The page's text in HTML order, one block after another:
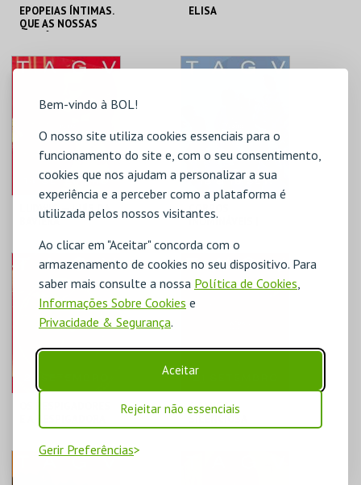
Bem-vindo à BOL!
O nosso site utiliza cookies essenciais para o
funcionamento do site e, com o seu consentimento,
cookies que nos ajudam a personalizar a sua
experiência e a perceber como a plataforma é
utilizada pelos nossos visitantes.
Ao clicar em "Aceitar" concorda com o
armazenamento de cookies no seu dispositivo. Para
saber mais consulte a nossa Política de Cookies
Informações Sobre Cookies e
Privacidade & Segurança.
Aceitar
Rejeitar não essenciais
Gerir Preferências
EPOPEIAS ÍNTIMAS.
QUE AS NOSSAS
PAISAGENS ÉPICAS
TAGV
MAIS INFO
COMPRAR
ELISA
TAGV
LUDWIG — LUÍS DA
BAVIERA
TAGV
MAIS INFO
COMPRAR
CORPOS
INOMINÁVEIS |
AUDIODESCRIÇÃO
INTEGRADA
TAGV
COMPRAR
TAGV
A AMIGA